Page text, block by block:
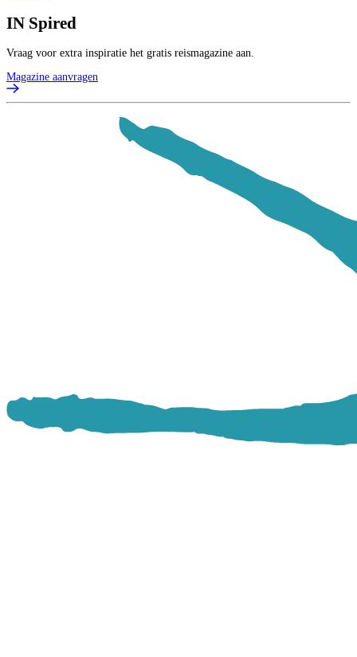
IN Spired
Vraag voor extra inspiratie het gratis reismagazine aan.
Magazine aanvragen